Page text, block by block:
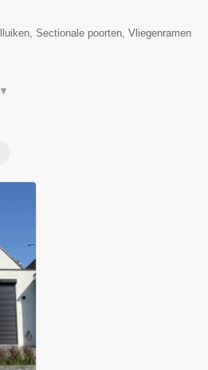
Sectionale poorten, Vliegenramen
▼